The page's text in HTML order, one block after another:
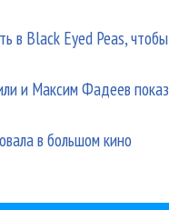
в Black Eyed Peas,
и Максим Фадеев
в большом кино